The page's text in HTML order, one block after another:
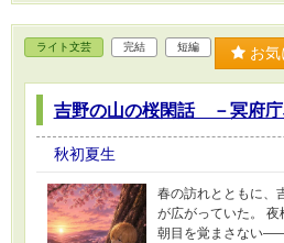
ライト文芸 完結 短編 お
吉野の山の桜閑話 －冥府庁
秋初夏生
春の訪れとともに、
が広がっていた。
朝目を覚まさない